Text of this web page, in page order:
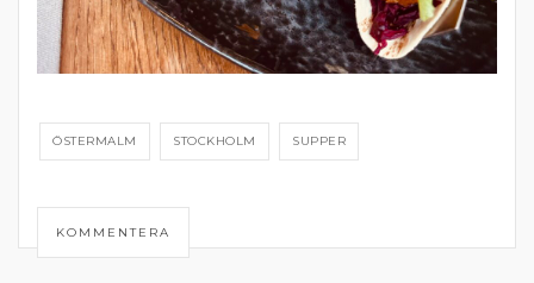
ÖSTERMALM STOCKHOLM SUPPER
KOMMENTERA